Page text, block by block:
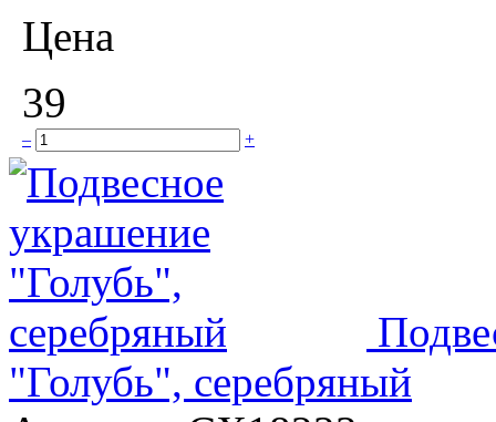
Цена
39
– +
"Голубь", серебряный